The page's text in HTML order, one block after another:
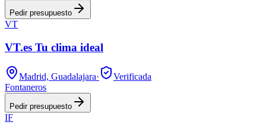
Pedir presupuesto
VT
VT.es Tu clima ideal
Madrid, Guadalajara·
Verificada
Fontaneros
Pedir presupuesto
IF